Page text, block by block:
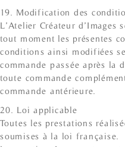
19. Modification des
L’Atelier Créateur
tout moment les présentes
conditions ainsi modifiées
commande passée après la
toute commande
commande antérieure.
20. Loi applicable
Toutes les prestations
soumises à la loi française.